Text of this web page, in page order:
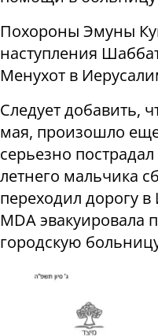
Похороны Эмуны
наступления
Менухот в
Следует добавить,
мая, произошло
серьезно
летнего мальчика
переходил дорогу
MDA эвакуировала
городскую